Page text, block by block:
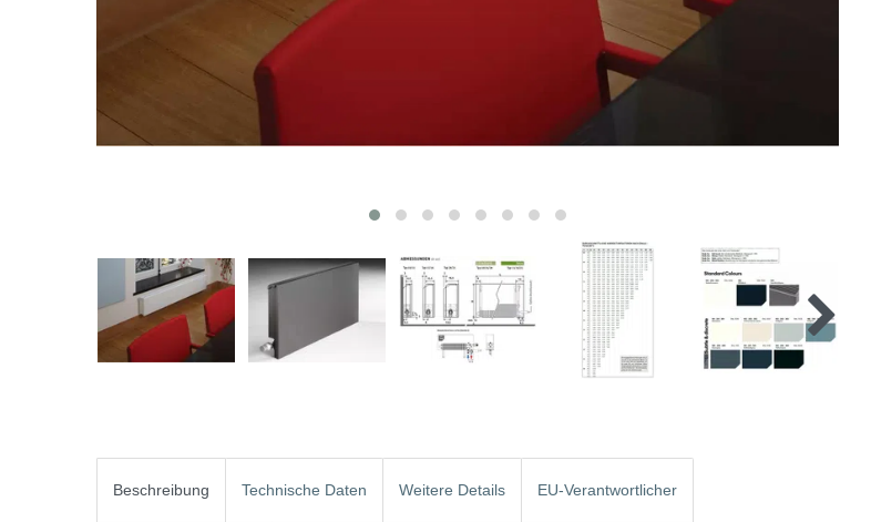
Beschreibung Technische Daten Weitere Details EU-Verantwortlicher